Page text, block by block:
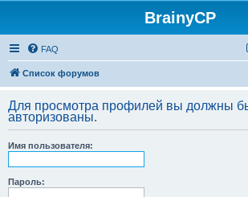
BrainyCP
FAQ
Список форумов
Для просмотра профилей вы должны
авторизованы.
Имя пользователя:
Пароль: